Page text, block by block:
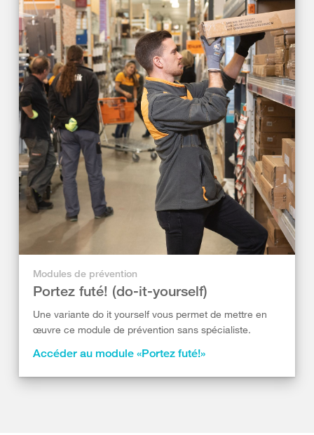
Modules de prévention
Portez futé! (do-it-yourself)
Une variante do it yourself vous permet de mettre en
œuvre ce module de prévention sans spécialiste.
Accéder au module «Portez futé!»